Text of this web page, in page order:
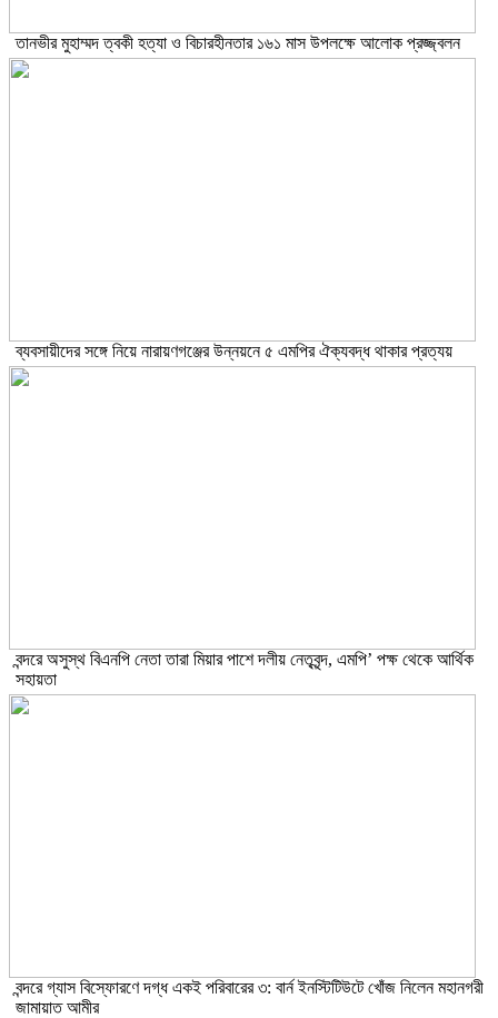
তানভীর মুহাম্মদ ত্বকী হত্যা ও বিচারহীনতার ১৬১ মাস উপলক্ষে আলোক প্রজ্জ্বলন
ব্যবসায়ীদের সঙ্গে নিয়ে নারায়ণগঞ্জের উন্নয়নে ৫ এমপির ঐক্যবদ্ধ থাকার প্রত্যয়
বন্দরে অসুস্থ বিএনপি নেতা তারা মিয়ার পাশে দলীয় নেতৃবৃন্দ, এমপি’ পক্ষ থেকে আর্থিক
সহায়তা
বন্দরে গ্যাস বিস্ফোরণে দগ্ধ একই পরিবারের ৩: বার্ন ইনস্টিটিউটে খোঁজ নিলেন মহানগরী
জামায়াত আমীর